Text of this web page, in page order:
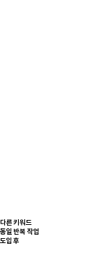
다른 키워드
동일 반복 작업
도입 후